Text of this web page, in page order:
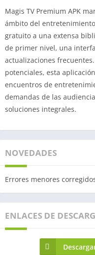
Magis TV Premium APK
ámbito del
gratuito a una extensa
de primer nivel, una
actualizaciones
potenciales, esta
encuentros de
demandas de las
soluciones integrales.
NOVEDADES
Errores menores
ENLACES DE